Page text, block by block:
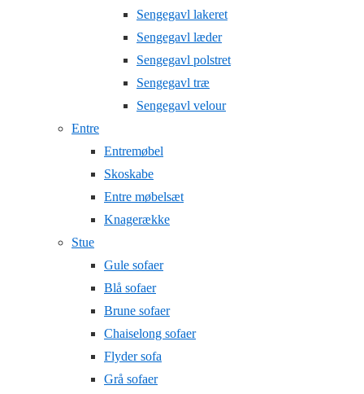
Sengegavl lakeret
Sengegavl læder
Sengegavl polstret
Sengegavl træ
Sengegavl velour
Entre
Entremøbel
Skoskabe
Entre møbelsæt
Knagerække
Stue
Gule sofaer
Blå sofaer
Brune sofaer
Chaiselong sofaer
Flyder sofa
Grå sofaer